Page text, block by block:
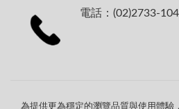
電話：(02)2733-
為提供更為穩定的瀏覽品質與使用體驗